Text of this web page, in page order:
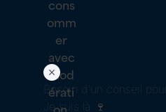
Besoin d'un conseil
Je suis là 🍷